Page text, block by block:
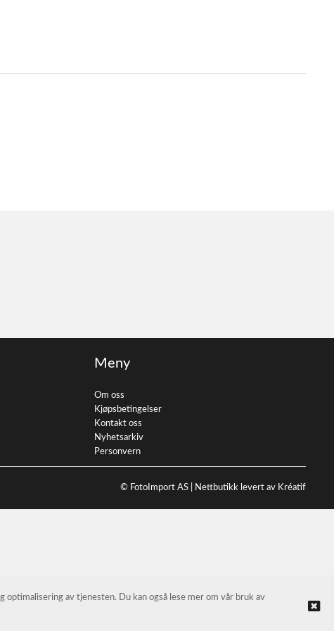
Meny
Om oss
Kjøpsbetingelser
Kontakt oss
Nyhetsarkiv
Personvern
© FotoImport AS | Nettbutikk levert av Kréatif
av tjenesten. Du kan også lese mer om vår bruk av